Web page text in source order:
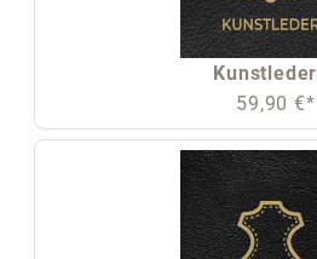
Kunstleder
59,90 €*